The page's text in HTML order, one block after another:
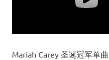
Mariah Carey 圣诞冠军单